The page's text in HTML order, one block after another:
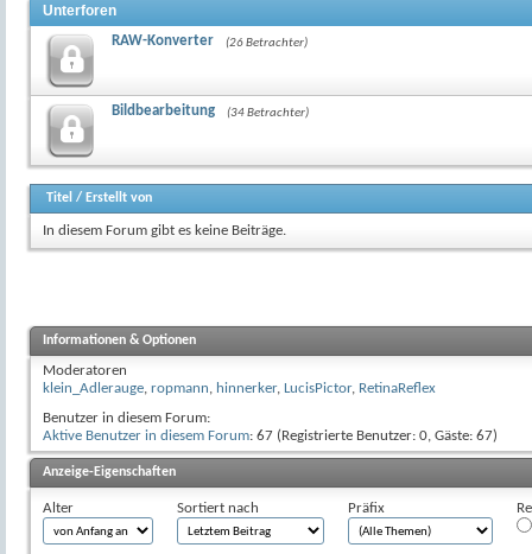
Unterforen
RAW-Konverter (26 Betrachter)
Bildbearbeitung (34 Betrachter)
Titel / Erstellt von
In diesem Forum gibt es keine Beiträge.
Informationen & Optionen
Moderatoren
klein_Adlerauge, ropmann, hinnerker, LucisPictor, RetinaReflex
Benutzer in diesem Forum:
Aktive Benutzer in diesem Forum: 67 (Registrierte Benutzer: 0, Gäste: 67)
Anzeige-Eigenschaften
Alter Sortiert nach Präfix